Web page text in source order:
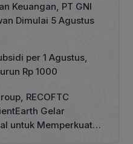
Keuangan, PT GNI
Dimulai 5 Agustus
per 1 Agustus,
Rp 1000
RECOFTC
Gelar
untuk Memperkuat